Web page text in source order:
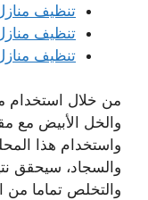
تنظيف
تنظيف
تنظيف
من خلال استخدام
والخل الأبيض مع
واستخدام هذا
والسجاد، سيحقق
والتخلص تماما من